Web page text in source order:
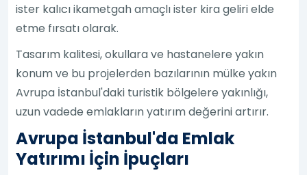
ister kalıcı ikametgah amaçlı ister kira geliri elde
etme fırsatı olarak.
Tasarım kalitesi, okullara ve hastanelere yakın
konum ve bu projelerden bazılarının mülke yakın
Avrupa İstanbul'daki turistik bölgelere yakınlığı,
uzun vadede emlakların yatırım değerini artırır.
Avrupa İstanbul'da Emlak
Yatırımı İçin İpuçları